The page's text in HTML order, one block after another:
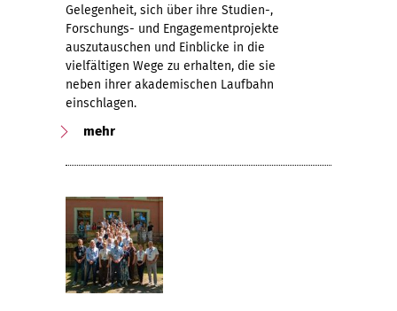
Gelegenheit, sich über ihre Studien-,
Forschungs- und Engagementprojekte
auszutauschen und Einblicke in die
vielfältigen Wege zu erhalten, die sie
neben ihrer akademischen Laufbahn
einschlagen.
mehr